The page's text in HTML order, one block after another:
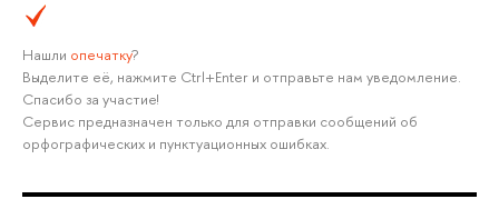
Нашли опечатку?
Выделите её, нажмите Ctrl+Enter и отправьте нам уведомление.
Спасибо за участие!
Сервис предназначен только для отправки сообщений об
орфографических и пунктуационных ошибках.